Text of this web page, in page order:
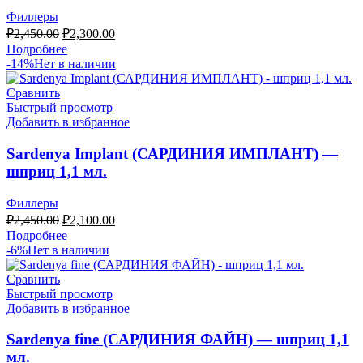
Филлеры
₽2,450.00 Первоначальная
цена
составляла
₽2,450.00.
₽2,300.00Текущая
₽2,300.00.
Подробнее
-14%Нет в наличии
Сравнить
Быстрый просмотр
Добавить в избранное
Sardenya Implant (САРДИНИЯ ИМПЛАНТ) —
шприц 1,1 мл.
Филлеры
₽2,450.00 Первоначальная
цена
составляла
₽2,450.00.
₽2,100.00Текущая
Подробнее
-6%Нет в наличии
Сравнить
Быстрый просмотр
Добавить в избранное
Sardenya fine (САРДИНИЯ ФАЙН) — шприц 1,1
мл.